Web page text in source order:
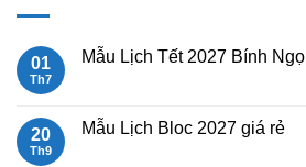
01
Th7
Mẫu Lịch Tết 2027 Bính Ngọ
luận
ở
20
Th9
Mẫu Lịch Bloc 2027 giá rẻ